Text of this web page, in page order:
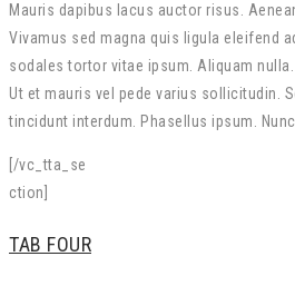
Mauris dapibus lacus auctor risus.
Vivamus sed magna quis ligula eleifend
sodales tortor vitae ipsum. Aliquam
Ut et mauris vel pede varius sollicitudin.
tincidunt interdum. Phasellus ipsum.
[/vc_tta_se
ction]
TAB FOUR